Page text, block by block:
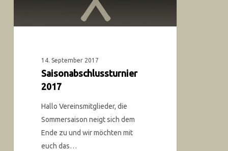
14. September 2017
Saisonabschlussturnier
2017
Hallo Vereinsmitglieder, die
Sommersaison neigt sich dem
Ende zu und wir möchten mit
euch das…